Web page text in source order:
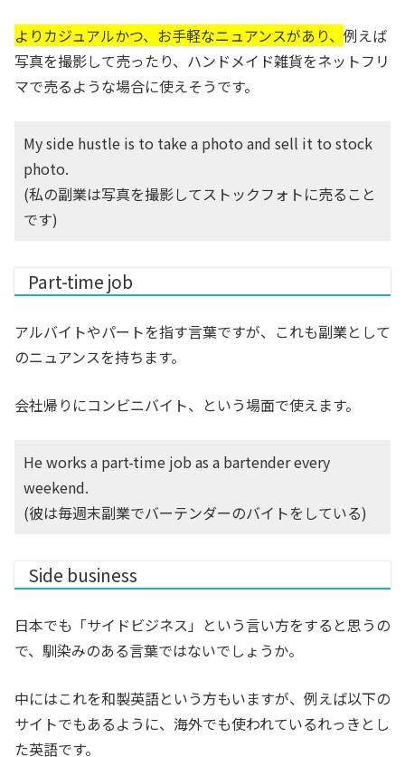
よりカジュアルかつ、お手軽なニュアンスがあり、 例えば
写真を撮影して売ったり、ハンドメイド雑貨をネットフリ
マで売るような場合に使えそうです。
My side hustle is to take a photo and sell it to stock
photo.
(私の副業は写真を撮影してストックフォトに売ること
です)
Part-time job
アルバイトやパートを指す言葉ですが、これも副業として
のニュアンスを持ちます。
会社帰りにコンビニバイト、という場面で使えます。
He works a part-time job as a bartender every
weekend.
(彼は毎週末副業でバーテンダーのバイトをしている)
Side business
日本でも「サイドビジネス」という言い方をすると思うの
で、馴染みのある言葉ではないでしょうか。
中にはこれを和製英語という方もいますが、例えば以下の
サイトでもあるように、海外でも使われているれっきとし
た英語です。